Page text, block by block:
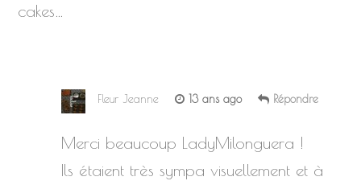
cakes…
Fleur Jeanne 13 ans ago Répondre
Merci beaucoup LadyMilonguera !
Ils étaient très sympa visuellement et à